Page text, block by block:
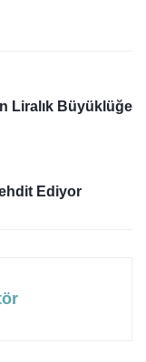
Liralık Büyüklüğe
Ediyor